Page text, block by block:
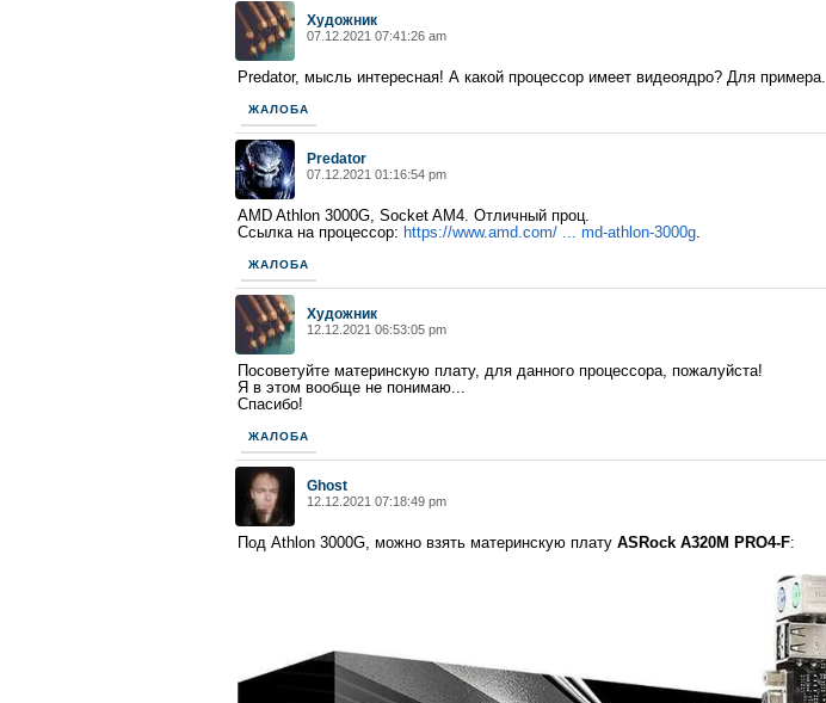
Художник
07.12.2021 07:41:26 am
Predator, мысль интересная! А какой процессор имеет видеоядро? Для примера.
ЖАЛОБА
Predator
07.12.2021 01:16:54 pm
AMD Athlon 3000G, Socket AM4. Отличный проц.
Ссылка на процессор: https://www.amd.com/ ... md-athlon-3000g.
ЖАЛОБА
Художник
12.12.2021 06:53:05 pm
Посоветуйте материнскую плату, для данного процессора, пожалуйста!
Я в этом вообще не понимаю...
Спасибо!
ЖАЛОБА
Ghost
12.12.2021 07:18:49 pm
Под Athlon 3000G, можно взять материнскую плату ASRock A320M PRO4-F: